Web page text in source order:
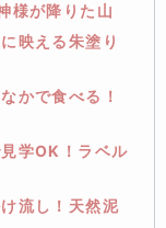
様が降りた山
映える朱塗り
かで食べる！
学OK！ラベル
流し！天然泥